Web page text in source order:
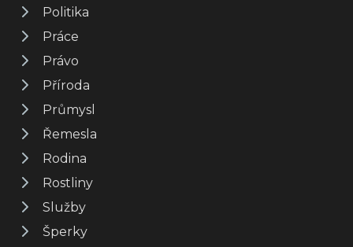
Politika
Práce
Právo
Příroda
Průmysl
Řemesla
Rodina
Rostliny
Služby
Šperky